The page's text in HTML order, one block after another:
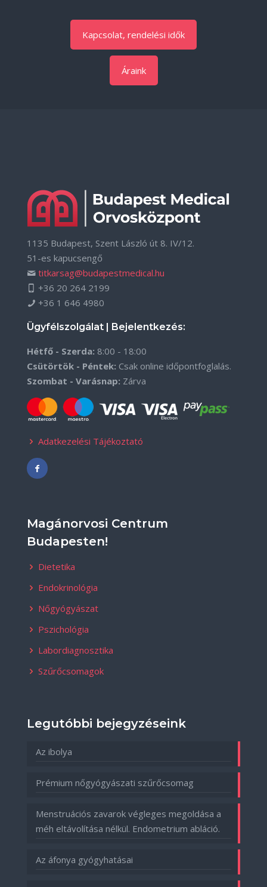
Kapcsolat, rendelési idők
Áraink
1135 Budapest, Szent László út 8. IV/12.
51-es kapucsengő
titkarsag@budapestmedical.hu
+36 20 264 2199
+36 1 646 4980
Ügyfélszolgálat | Bejelentkezés:
Hétfő - Szerda: 8:00 - 18:00
Csütörtök - Péntek: Csak online időpontfoglalás.
Szombat - Varásnap: Zárva
Adatkezelési Tájékoztató
Magánorvosi Centrum
Budapesten!
Dietetika
Endokrinológia
Nőgyógyászat
Pszichológia
Labordiagnosztika
Szűrőcsomagok
Legutóbbi bejegyzéseink
Az ibolya
Prémium nőgyógyászati szűrőcsomag
Menstruációs zavarok végleges megoldása a
méh eltávolítása nélkül. Endometrium abláció.
Az áfonya gyógyhatásai